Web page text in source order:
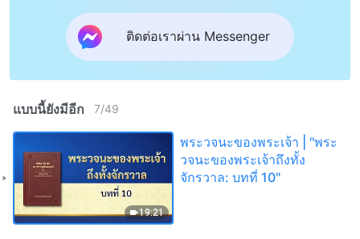
ติดต่อเราผ่าน Messenger
แบบนี้ยังมีอีก 7/49
19:21
พระวจนะของพระเจ้า | "พระ
วจนะของพระเจ้าถึงทั้ง
จักรวาล: บทที่ 10"